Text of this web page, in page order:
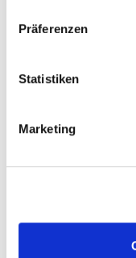
Präferenzen
Statistiken
Marketing